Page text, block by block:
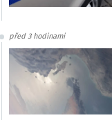
před 3 hodinami